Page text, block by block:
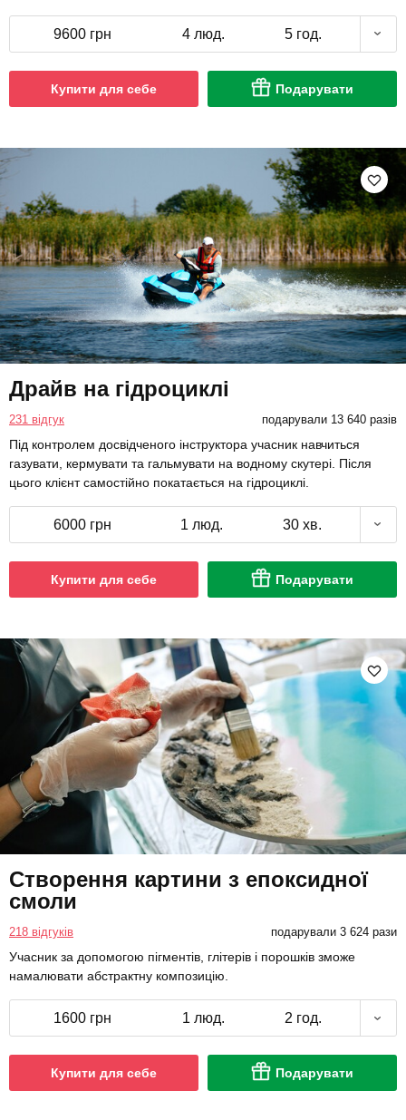
9600 грн 4 люд. 5 год.
Купити для себе Подарувати
Драйв на гідроциклі
231 відгук подарували 13 640 разів
Під контролем досвідченого інструктора учасник навчиться
газувати, кермувати та гальмувати на водному скутері. Після
цього клієнт самостійно покатається на гідроциклі.
6000 грн 1 люд. 30 хв.
Купити для себе Подарувати
Створення картини з епоксидної
смоли
218 відгуків подарували 3 624 рази
Учасник за допомогою пігментів, глітерів і порошків зможе
намалювати абстрактну композицію.
1600 грн 1 люд. 2 год.
Купити для себе Подарувати